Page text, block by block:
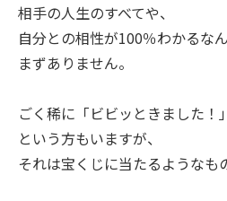
相手の人生のすべてや、
自分との相性が100％わかるな
まずありません。
ごく稀に「ビビッときました！」
という方もいますが、
それは宝くじに当たるようなも